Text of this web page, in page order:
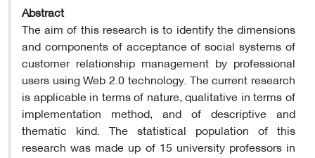
Abstract
The aim of this research is to identify the dimensions
and components of acceptance of social systems of
customer relationship management by professional
users using Web 2.0 technology. The current research
is applicable in terms of nature, qualitative in terms of
implementation method, and of descriptive and
thematic kind. The statistical population of this
research was made up of 15 university professors in